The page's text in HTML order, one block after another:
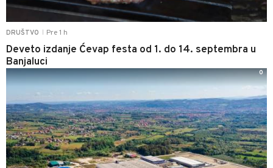
DRUŠTVO Pre 1 h
Deveto izdanje Ćevap festa od 1. do 14. septembra u
Banjaluci
0